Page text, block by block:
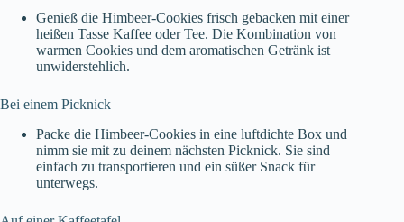
Genieß die Himbeer-Cookies frisch gebacken mit einer
heißen Tasse Kaffee oder Tee. Die Kombination von
warmen Cookies und dem aromatischen Getränk ist
unwiderstehlich.
Bei einem Picknick
Packe die Himbeer-Cookies in eine luftdichte Box und
nimm sie mit zu deinem nächsten Picknick. Sie sind
einfach zu transportieren und ein süßer Snack für
unterwegs.